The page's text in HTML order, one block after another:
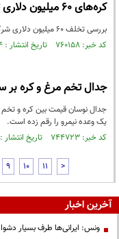
کره‌های ۶۰ میلیون دلاری تعیین تکلیف می‌شوند
بررسی تخلف ۶۰ میلیون دلاری شرکت لبنی هفته گذشته از سوی گمرک آغاز شده است.
کد خبر: ۷۶۰۱۵۸ تاریخ انتشار : ۱۴۰۰/۱۱/۰۴
جدال تخم مرغ و کره بر
جدال نوسان قیمت بین کره و تخم
یک وعده نیمرو را رقم زده است.
کد خبر: ۷۴۴۷۲۳ تاریخ انتشار : ۱۴۰۰/۰۷/۰۸
9 10 11 >
آخرین اخبار
ونس: ایرانی‌ها طرف بسیار